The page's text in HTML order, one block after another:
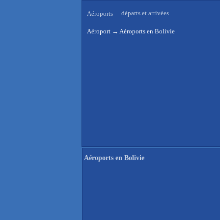
Aéroports départs et arrivées
Aéroport → Aéroports en Bolivie
Aéroports en Bolivie